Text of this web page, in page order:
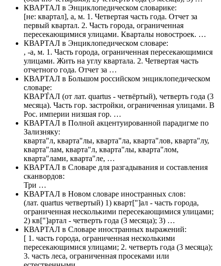
КВАРТАЛ в Энциклопедическом словарике:
[не: квартал], а, м. 1. Четвертая часть года. Отчет за
первый квартал. 2. Часть города, ограниченная
пересекающимися улицами. Кварталы новостроек. …
КВАРТАЛ в Энциклопедическом словаре:
, -а, м. 1. Часть города, ограниченная пересекающимися
улицами. Жить на углу квартала. 2. Четвертая часть
отчетного года. Отчет за …
КВАРТАЛ в Большом российском энциклопедическом
словаре:
КВАРТ́АЛ (от лат. quartus - четвёртый), четверть года (3
месяца). Часть гор. застройки, ограниченная улицами. В
Рос. империи низшая гор. …
КВАРТАЛ в Полной акцентуированной парадигме по
Зализняку:
кварта"л, кварта"лы, кварта"ла, кварта"лов, кварта"лу,
кварта"лам, кварта"л, кварта"лы, кварта"лом,
кварта"лами, кварта"ле, …
КВАРТАЛ в Словаре для разгадывания и составления
сканвордов:
Три …
КВАРТАЛ в Новом словаре иностранных слов:
(лат. quartus четвертый) 1) кварт["]ал - часть города,
ограниченная несколькими пересекающимися улицами;
2) кв["]артал - четверть года (3 месяца); 3) …
КВАРТАЛ в Словаре иностранных выражений:
[ 1. часть города, ограниченная несколькими
пересекающимися улицами; 2. четверть года (3 месяца);
3. часть леса, ограниченная просеками или